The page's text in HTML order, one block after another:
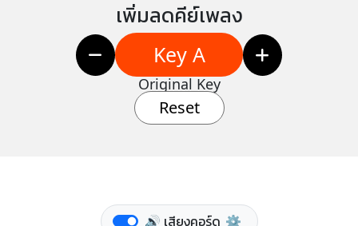
เพิ่มลดคีย์เพลง
Key A
Original Key
Reset
🔊 เสียงคอร์ด ⚙️